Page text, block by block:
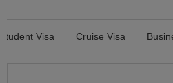
Cruise Visa
Student Visa